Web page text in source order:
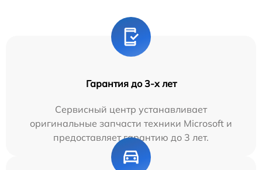
Гарантия до 3-х лет
Сервисный центр устанавливает
оригинальные запчасти техники Microsoft и
предоставляет гарантию до 3 лет.